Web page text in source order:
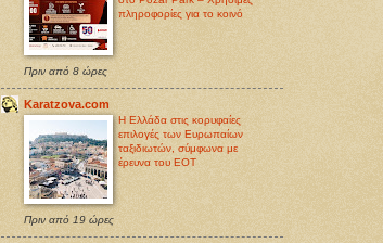
πληροφορίες για το κοινό
Πριν από 8 ώρες
Karatzova.com
Η Ελλάδα στις κορυφαίες
επιλογές των Ευρωπαίων
ταξιδιωτών, σύμφωνα με
έρευνα του ΕΟΤ
Πριν από 19 ώρες